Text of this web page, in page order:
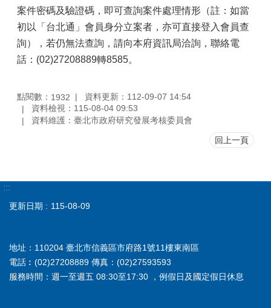
案件密碼及驗證碼，即可查詢案件處理情形（註：如當
初以「台北通」會員身分立案者，亦可直接登入會員查
詢），若仍無法查詢，請向本府資訊局洽詢，聯絡電
話：(02)27208889轉8585。
點閱數： 1932
資料更新：112-09-07 14:54
資料檢視：115-08-04 09:53
資料維護：臺北市政府研究發展考核委員會
回上一頁
:::
更新日期 115-08-09
地址：110204 臺北市信義區市府路1號11樓東南區
電話︰(02)27208889 傳真：(02)27593593
服務時間：週一至週五 08:30至17:30 ，例假日及國定假日休息